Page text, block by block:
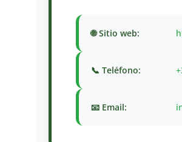
🌐 Sitio web:
📞 Teléfono:
📧 Email: